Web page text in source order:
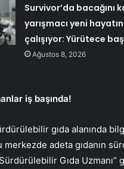
Survivor’da bacağını
yarışmacı yeni
çalışıyor: Yürütece
Ağustos 8, 2026
iş başında!
gıda alanında
merkezde adeta gıdanın
Gıda Uzmanı”